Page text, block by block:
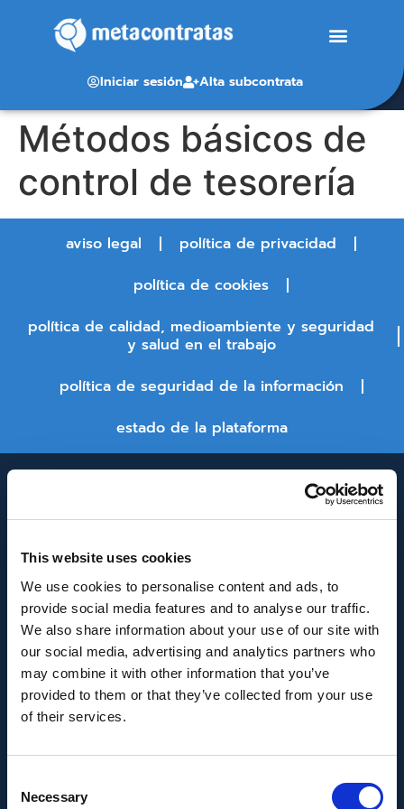
This website uses cookies
We use cookies to personalise content and ads, to
provide social media features and to analyse our traffic.
We also share information about your use of our site with
our social media, advertising and analytics partners who
may combine it with other information that you’ve
provided to them or that they’ve collected from your use
of their services.
Selection
Necessary
Iniciar sesión Alta subcontrata
Métodos básicos de
control de tesorería
aviso legal
política de privacidad
política de cookies
política de calidad, medioambiente y seguridad
y salud en el trabajo
política de seguridad de la información
estado de la plataforma
INNOVACIÓN Y DESARROLLO DE ANDALUCÍA
IDEA
Se ha recibido un incentivo de la Agencia de
Innovación y Desarrollo de Andalucía IDEA, de la
43.802,59€, cofinanciado en un 80% por la Unión